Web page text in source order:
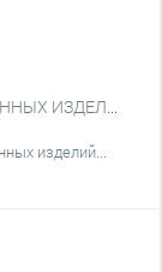
ЭКСТРУДЕР ДЛЯ ПРОИЗВОДСТВА МАКАРОННЫХ ИЗДЕЛИЙ HURAKAN HKN-PM6
изделий...